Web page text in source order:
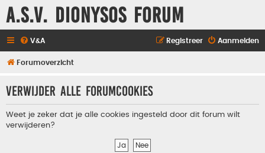
A.S.V. Dionysos Forum
V&A Aanmelden
Registreer
Forumoverzicht
Verwijder alle forumcookies
Weet je zeker dat je alle cookies ingesteld door dit forum wilt
verwijderen?